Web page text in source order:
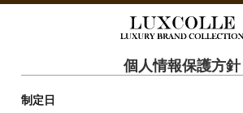
個人情報保護方針
制定日